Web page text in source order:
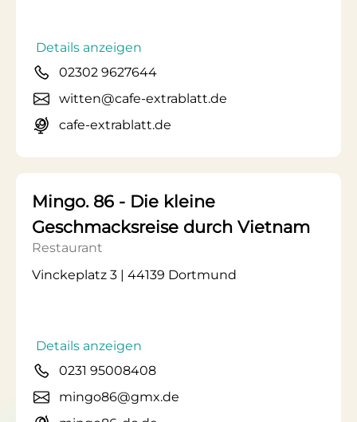
Details anzeigen
02302 9627644
witten@cafe-extrablatt.de
cafe-extrablatt.de
Mingo. 86 - Die kleine
Geschmacksreise durch Vietnam
Restaurant
Vinckeplatz 3 | 44139 Dortmund
Details anzeigen
0231 95008408
mingo86@gmx.de